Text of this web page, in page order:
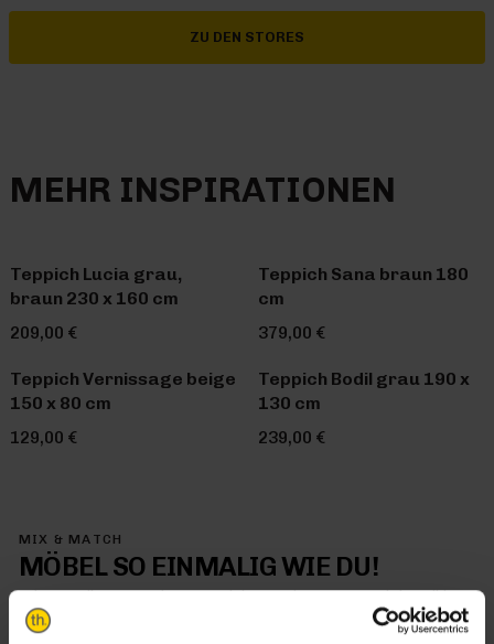
ZU DEN STORES
MEHR INSPIRATIONEN
Teppich Lucia grau,
braun 230 x 160 cm
209,00 €
Teppich Sana braun 180
cm
379,00 €
Teppich Vernissage beige
150 x 80 cm
129,00 €
Teppich Bodil grau 190 x
130 cm
239,00 €
MIX & MATCH
MÖBEL SO EINMALIG WIE DU!
Mit Trendhopper Mix & Match kommt jetzt genau dein Stil in
dein Zuhause – denn hier kombinierst du einfach alles so, wie